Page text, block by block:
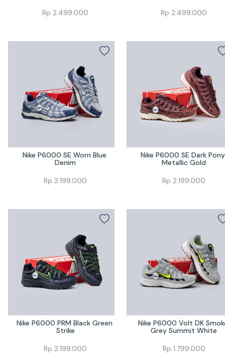
Rp 2.499.000 Rp 2.499.000
Nike P6000 SE Worn Blue
Denim
Rp 2.199.000
Nike P6000 SE Dark Pony
Metallic Gold
Rp 2.199.000
Nike P6000 PRM Black Green
Strike
Rp 2.199.000
Nike P6000 Volt DK
Grey Summit White
Rp 1.799.000